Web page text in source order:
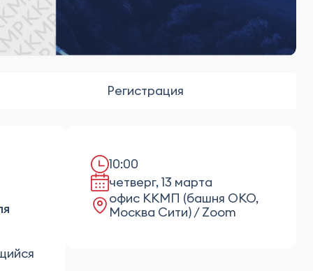
Регистрация
10:00
четверг, 13 марта
офис ККМП (башня ОКО,
Москва Сити) / Zoom